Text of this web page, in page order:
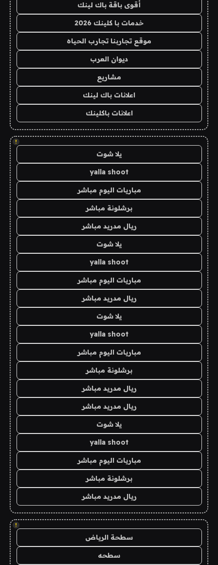
أقوى باقة باك لينك
خدمات با كلينك 2026
موقع تجاربنا تجارب الحياه
ديوان العرب
مشاريع
اعلانات باك لينك
اعلانات باكلينك
!
يلا شوت
yalla shoot
مباريات اليوم مباشر
برشلونة مباشر
ريال مدريد مباشر
يلا شوت
yalla shoot
مباريات اليوم مباشر
ريال مدريد مباشر
يلا شوت
yalla shoot
مباريات اليوم مباشر
برشلونة مباشر
ريال مدريد مباشر
ريال مدريد مباشر
يلا شوت
yalla shoot
مباريات اليوم مباشر
برشلونة مباشر
ريال مدريد مباشر
!
سطحة الرياض
سطحه